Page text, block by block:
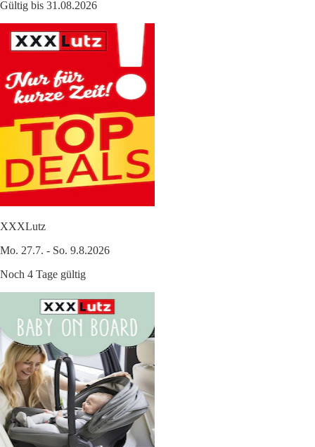
Gültig bis 31.08.2026
XXXLutz
Mo. 27.7. - So. 9.8.2026
Noch 4 Tage gültig